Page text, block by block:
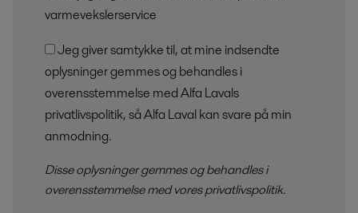
varmevekslerservice
oplysninger gemmes og behandles i
overensstemmelse med Alfa Lavals
privatlivspolitik, så Alfa Laval kan svare på min
anmodning.
Disse oplysninger gemmes og behandles i
overensstemmelse medvores privatlivspolitik.